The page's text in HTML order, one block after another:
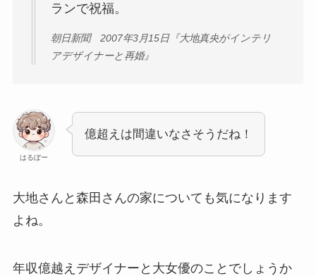
ランで祝福。
朝日新聞 2007年3月15日『大地真央がインテリ
アデザイナーと再婚』
はるぼー
億超えは間違いなさそうだね！
大地さんと森田さんの家についても気になります
よね。
年収億越えデザイナーと大女優のことでしょうか